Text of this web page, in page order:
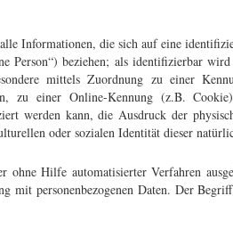
alle Informationen, die sich auf eine
Person“) beziehen; als identifizierbar wird
mittels Zuordnung zu einer
zu einer Online-Kennung (z.B.
werden kann, die Ausdruck der
oder sozialen Identität dieser
ohne Hilfe automatisierter Verfahren
mit personenbezogenen Daten. Der